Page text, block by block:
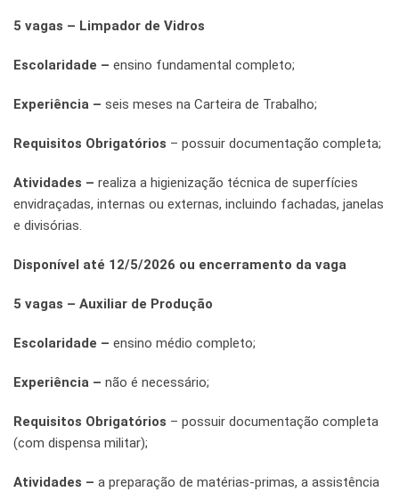
5 vagas – Limpador de Vidros
Escolaridade – ensino fundamental completo;
Experiência – seis meses na Carteira de Trabalho;
Requisitos Obrigatórios – possuir documentação completa;
Atividades – realiza a higienização técnica de superfícies
envidraçadas, internas ou externas, incluindo fachadas, janelas
e divisórias.
Disponível até 12/5/2026 ou encerramento da vaga
5 vagas – Auxiliar de Produção
Escolaridade – ensino médio completo;
Experiência – não é necessário;
Requisitos Obrigatórios – possuir documentação completa
(com dispensa militar);
Atividades – a preparação de matérias-primas, a assistência